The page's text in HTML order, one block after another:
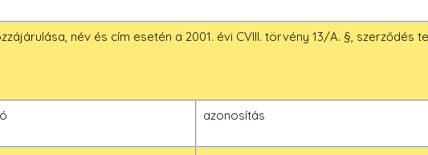
név és cím esetén a 2001. évi CVIII. törvény 13/A. §, szerződés
azonosítás